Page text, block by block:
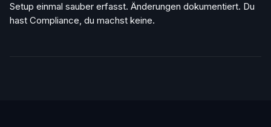
Setup einmal sauber erfasst. Änderungen dokumentiert. Du
hast Compliance, du machst keine.